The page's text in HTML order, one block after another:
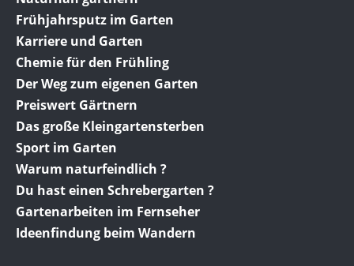
Frühjahrsputz im Garten
Karriere und Garten
Chemie für den Frühling
Der Weg zum eigenen Garten
Preiswert Gärtnern
Das große Kleingartensterben
Sport im Garten
Warum naturfeindlich ?
Du hast einen Schrebergarten ?
Gartenarbeiten im Fernseher
Ideenfindung beim Wandern